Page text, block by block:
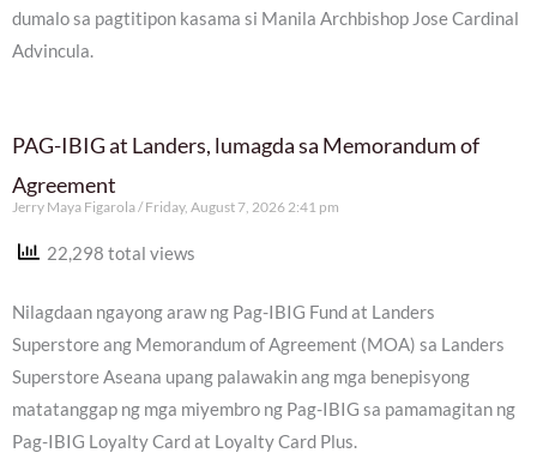
dumalo sa pagtitipon kasama si Manila Archbishop Jose Cardinal
Advincula.
PAG-IBIG at Landers, lumagda sa Memorandum of
Agreement
Jerry Maya Figarola Friday, August 7, 2026 2:41 pm
22,298 total views
Nilagdaan ngayong araw ng Pag-IBIG Fund at Landers
Superstore ang Memorandum of Agreement (MOA) sa Landers
Superstore Aseana upang palawakin ang mga benepisyong
matatanggap ng mga miyembro ng Pag-IBIG sa pamamagitan ng
Pag-IBIG Loyalty Card at Loyalty Card Plus.